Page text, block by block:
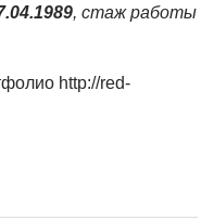
, стаж работы
http://red-